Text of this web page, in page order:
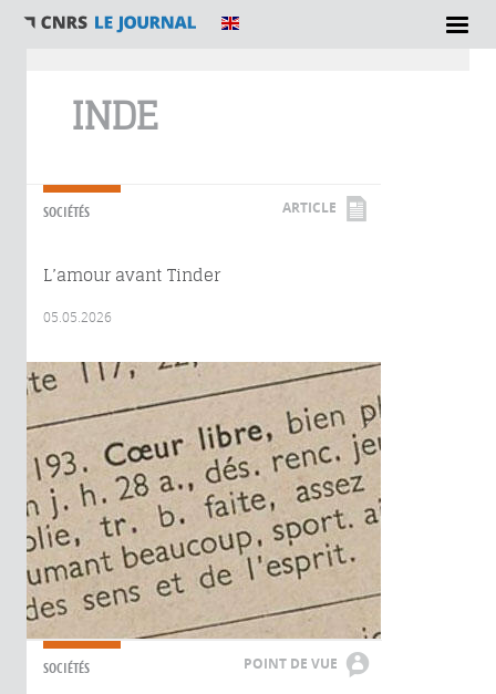
INDE
SOCIÉTÉS ARTICLE
L’amour avant Tinder
05.05.2026
SOCIÉTÉS POINT DE VUE